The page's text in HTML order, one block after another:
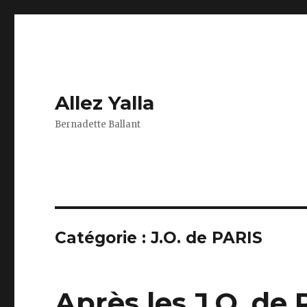
Allez Yalla
Bernadette Ballant
Catégorie :J.O. de PARIS